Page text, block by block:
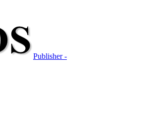
Publisher -